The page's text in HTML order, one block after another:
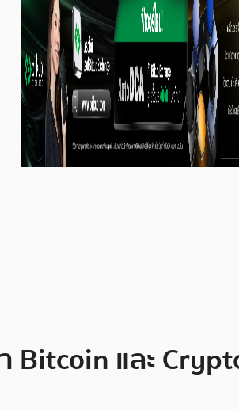
Bitcoin และ